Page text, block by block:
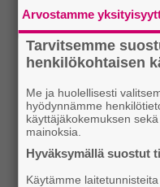
Arvostamme
Tarvitsemme
henkilökohtaisen
Me ja huolellisesti
hyödynnämme
käyttäjäkokemuksen
mainoksia.
Hyväksymällä suostut
Käytämme